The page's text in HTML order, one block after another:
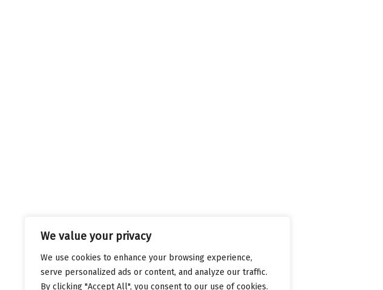
We value your privacy
We use cookies to enhance your browsing experience,
serve personalized ads or content, and analyze our traffic.
By clicking "Accept All", you consent to our use of cookies.